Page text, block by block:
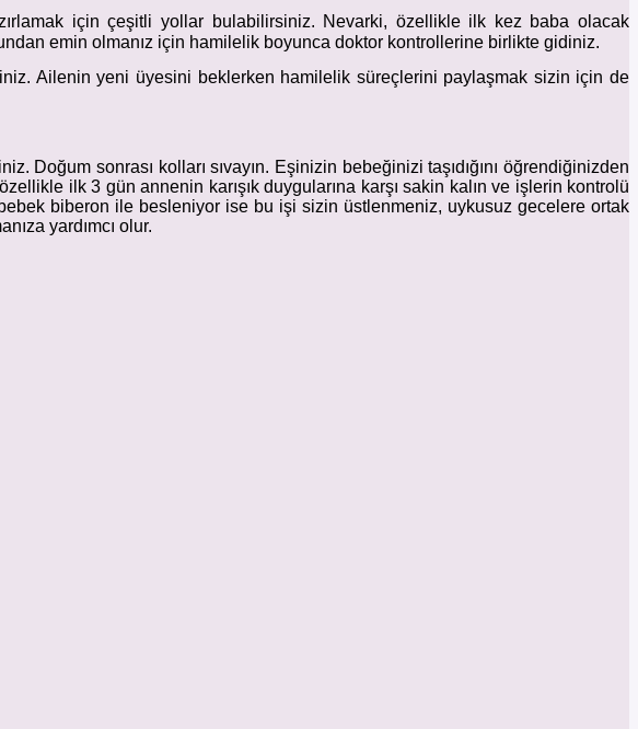
için çeşitli yollar bulabilirsiniz. Nevarki, özellikle ilk kez baba olacak
emin olmanız için hamilelik boyunca doktor kontrollerine birlikte gidiniz.
Ailenin yeni üyesini beklerken hamilelik süreçlerini paylaşmak sizin için de
Doğum sonrası kolları sıvayın. Eşinizin bebeğinizi taşıdığını öğrendiğinizden
ilk 3 gün annenin karışık duygularına karşı sakin kalın ve işlerin kontrolü
biberon ile besleniyor ise bu işi sizin üstlenmeniz, uykusuz gecelere ortak
yardımcı olur.